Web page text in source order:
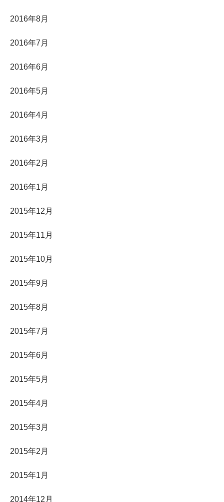
2016年8月
2016年7月
2016年6月
2016年5月
2016年4月
2016年3月
2016年2月
2016年1月
2015年12月
2015年11月
2015年10月
2015年9月
2015年8月
2015年7月
2015年6月
2015年5月
2015年4月
2015年3月
2015年2月
2015年1月
2014年12月